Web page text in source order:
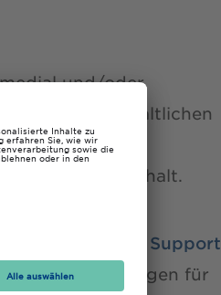
und/oder
und inhaltlichen
helfen wir zu
und -inhalt.
Schulung und Support
und Schulungen für